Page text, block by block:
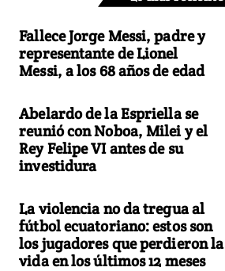
Fallece Jorge Messi, padre y
representante de Lionel
Messi, a los 68 años de edad
Abelardo de la Espriella se
reunió con Noboa, Milei y el
Rey Felipe VI antes de su
investidura
La violencia no da tregua al
fútbol ecuatoriano: estos son
los jugadores que perdieron la
vida en los últimos 12 meses